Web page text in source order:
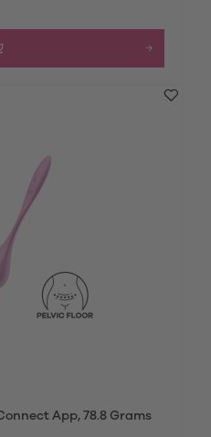
App, 78.8 Grams